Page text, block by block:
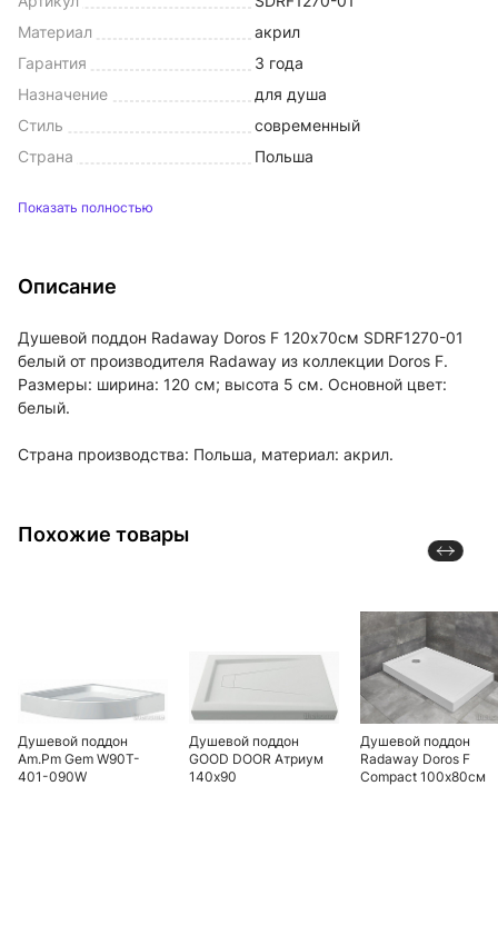
Материал
акрил
Гарантия
3 года
Назначение
для душа
Стиль
современный
Страна
Польша
Показать полностью
Описание
Душевой поддон Radaway Doros F 120х70см SDRF1270-01
белый от производителя Radaway из коллекции Doros F.
Размеры: ширина: 120 см; высота 5 см. Основной цвет:
белый.
Страна производства: Польша, материал: акрил.
Похожие товары
Душевой поддон
Am.Pm Gem W90T-
401-090W
Душевой поддон
GOOD DOOR Атриум
140х90
Душевой поддон
Radaway Doros F
Compact 100х80см